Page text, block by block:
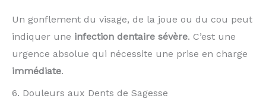
Un gonflement du visage, de la joue ou du cou peut
indiquer une infection dentaire sévère. C’est une
urgence absolue qui nécessite une prise en charge
immédiate.
6. Douleurs aux Dents de Sagesse